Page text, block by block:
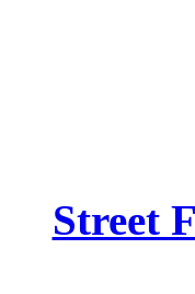
Street